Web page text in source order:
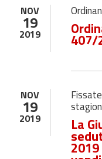
NOV
19
2019 407/
NOV
19
2019 La